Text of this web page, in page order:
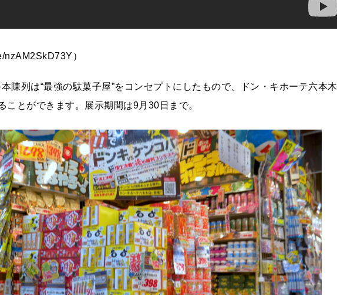
nzAM2SkD73Y）
陳列は“最強の駄菓子屋”をコンセプトにしたもので、ドン・キホーテ六本木
ことができます。展示期間は9月30日まで。